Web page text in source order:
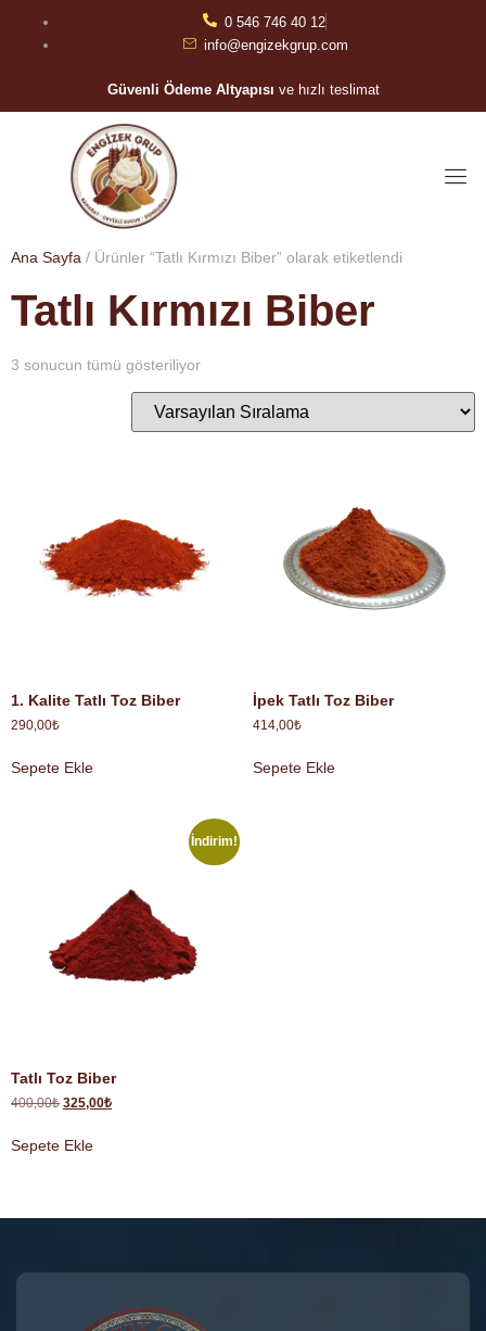
0 546 746 40 12
info@engizekgrup.com
Güvenli Ödeme Altyapısı ve hızlı teslimat
Ana Sayfa / Ürünler “Tatlı Kırmızı Biber” olarak etiketlendi
Tatlı Kırmızı Biber
3 sonucun tümü gösteriliyor
1. Kalite Tatlı Toz Biber
290,00₺
Sepete Ekle
İpek Tatlı Toz Biber
414,00₺
Sepete Ekle
İndirim!
Tatlı Toz Biber
400,00₺ 325,00₺
Sepete Ekle